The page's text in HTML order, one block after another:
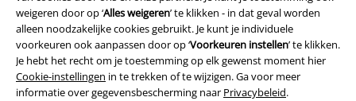
weigeren door op ‘Alles weigeren’ te klikken - in dat geval worden
alleen noodzakelijke cookies gebruikt. Je kunt je individuele
voorkeuren ook aanpassen door op ‘Voorkeuren instellen’ te klikken.
Je hebt het recht om je toestemming op elk gewenst moment hier
Cookie-instellingen in te trekken of te wijzigen. Ga voor meer
informatie over gegevensbescherming naar Privacybeleid.
A Warner Music Group Company